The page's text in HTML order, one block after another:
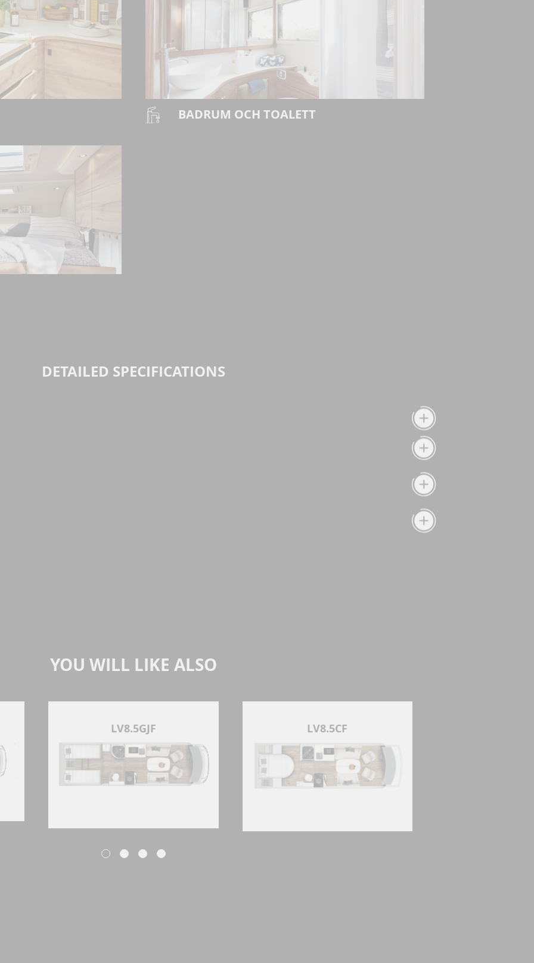
BADRUM OCH TOALETT
DETAILED SPECIFICATIONS
YOU WILL LIKE ALSO
LV8.5GJF LV8.5CF